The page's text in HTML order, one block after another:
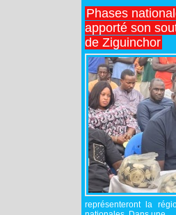
Phases
apporté son
de Ziguinchor
représenteront la